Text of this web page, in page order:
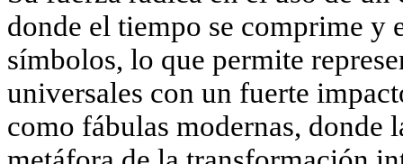
donde el tiempo se comprime y
símbolos, lo que permite
universales con un fuerte
como fábulas modernas, donde